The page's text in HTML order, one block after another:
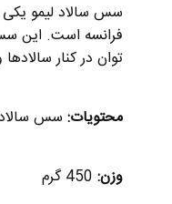
سس سالاد لیمو
فرانسه است. این
توان در کنار
محتویات: سس سالاد
وزن: 450 گرم